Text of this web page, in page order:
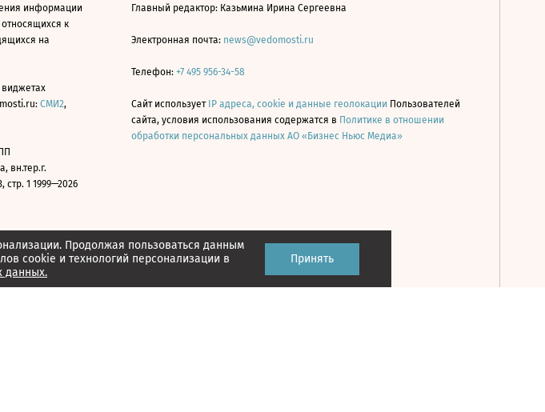
Продолжая пользоваться данным
cookie и технологий персонализации в
данных.
Принять
информации
к
на
СМИ2,
вн.тер.г.
1 1999—2026
Главный редактор: Казьмина Ирина Сергеевна
Электронная почта: news@vedomosti.ru
Телефон: +7 495 956-34-58
Сайт использует IP адреса, cookie и данные геолокации Пользователей
сайта, условия использования содержатся в Политике в отношении
обработки персональных данных АО «Бизнес Ньюс Медиа»